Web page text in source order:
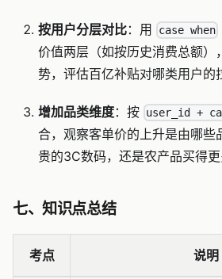
按用户分层对比：用 case when
价值两层（如按历史消费总额）
势，评估百亿补贴对哪类用户的
增加品类维度：按 user_id +
合，观察客单价的上升是由哪些
贵的3C数码，还是农产品买得更
七、知识点总结
考点 说明